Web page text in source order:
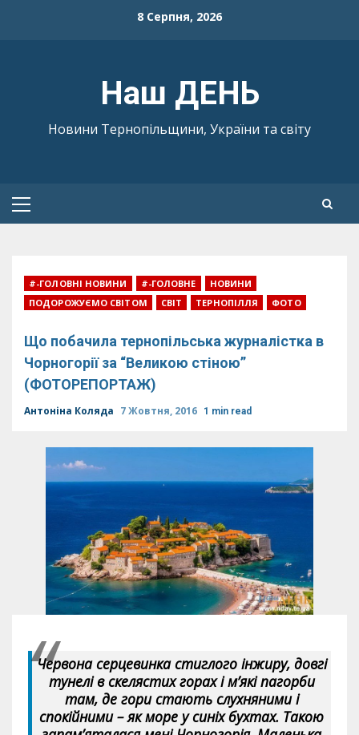
8 Серпня, 2026
Наш ДЕНЬ
Новини Тернопільщини, України та світу
Primary
#-ГОЛОВНІ НОВИНИ #-ГОЛОВНЕ
НОВИНИ
ПОДОРОЖУЄМО СВІТОМ
СВІТ ТЕРНОПІЛЛЯ ФОТО
Що побачила тернопільська журналістка в
Чорногорії за “Великою стіною”
(ФОТОРЕПОРТАЖ)
Антоніна Коляда 7 Жовтня, 2016 1 min read
Червона серцевинка стиглого інжиру, довгі
тунелі в скелястих горах і м’які пагорби
там, де гори стають слухняними і
спокійними – як море у синіх бухтах. Такою